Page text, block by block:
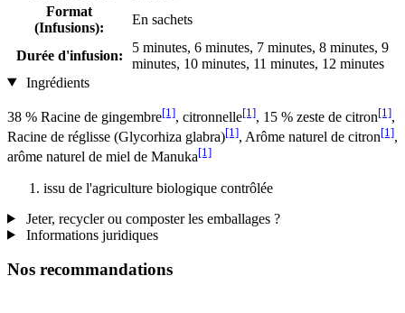
Format
(Infusions):
En sachets
Durée d'infusion:
5 minutes, 6 minutes, 7 minutes, 8 minutes, 9
minutes, 10 minutes, 11 minutes, 12 minutes
Ingrédients
38 % Racine de gingembre[1], citronnelle[1], 15 % zeste de citron[1],
Racine de réglisse (Glycorhiza glabra)[1], Arôme naturel de citron[1],
arôme naturel de miel de Manuka[1]
issu de l'agriculture biologique contrôlée
Jeter, recycler ou composter les emballages ?
Informations juridiques
Nos recommandations